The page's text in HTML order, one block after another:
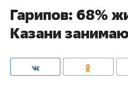
Гарипов: 68%
Казани